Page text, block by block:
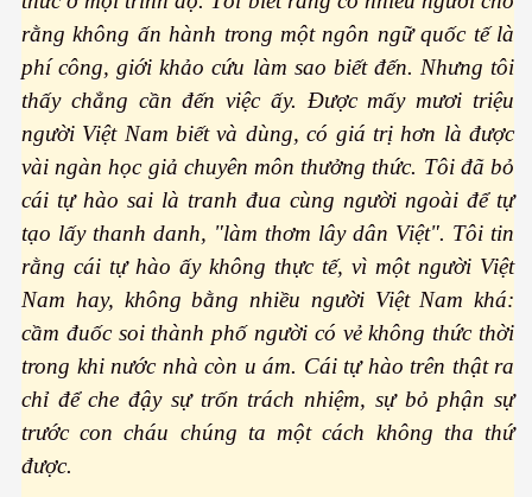
rằng không ấn hành trong một ngôn ngữ quốc tế là
phí công, giới khảo cứu làm sao biết đến. Nhưng tôi
thấy chẳng cần đến việc ấy. Được mấy mươi triệu
người Việt Nam biết và dùng, có giá trị hơn là được
vài ngàn học giả chuyên môn thưởng thức. Tôi đã bỏ
cái tự hào sai là tranh đua cùng người ngoài để tự
tạo lấy thanh danh, "làm thơm lây dân Việt". Tôi tin
rằng cái tự hào ấy không thực tế, vì một người Việt
Nam hay, không bằng nhiều người Việt Nam khá:
cầm đuốc soi thành phố người có vẻ không thức thời
trong khi nước nhà còn u ám. Cái tự hào trên thật ra
chỉ để che đậy sự trốn trách nhiệm, sự bỏ phận sự
trước con cháu chúng ta một cách không tha thứ
được.
nghệ thực phẩm
tại và tương lai